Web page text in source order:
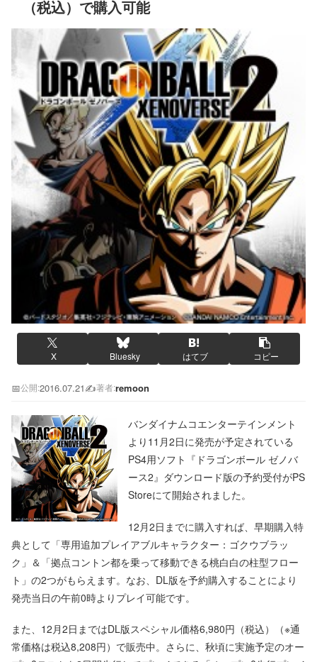
（税込）で購入可能
X Bluesky はてブ コピー
📅公開:2016.07.21✍️著者:remoon
バンダイナムコエンターテインメント
より11月2日に発売が予定されている
PS4用ソフト『ドラゴンボール ゼノバ
ース2』ダウンロード版の予約受付がPS
Storeにて開始されました。
12月2日までに購入すれば、早期購入特
典として「専用追加プレイアブルキャラクター：ゴクウブラッ
ク」＆「拠点コントン都を乗って移動できる桃白白の柱型フロー
ト」の2つがもらえます。なお、DL版を予約購入することにより
発売当日の午前0時よりプレイ可能です。
また、12月2日まではDL版スペシャル価格6,980円（税込）（※通
常価格は税込8,208円）で販売中。さらに、秋頃に実施予定のオー